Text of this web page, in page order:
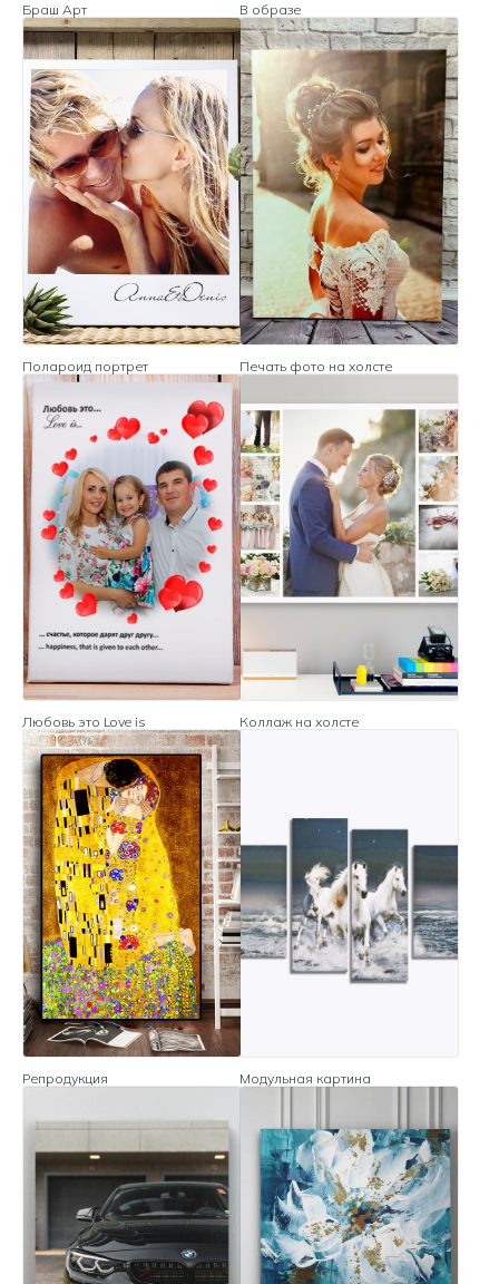
Браш Арт В образе
Полароид портрет Печать фото на холсте
Любовь это Love is Коллаж на холсте
Репродукция Модульная картина